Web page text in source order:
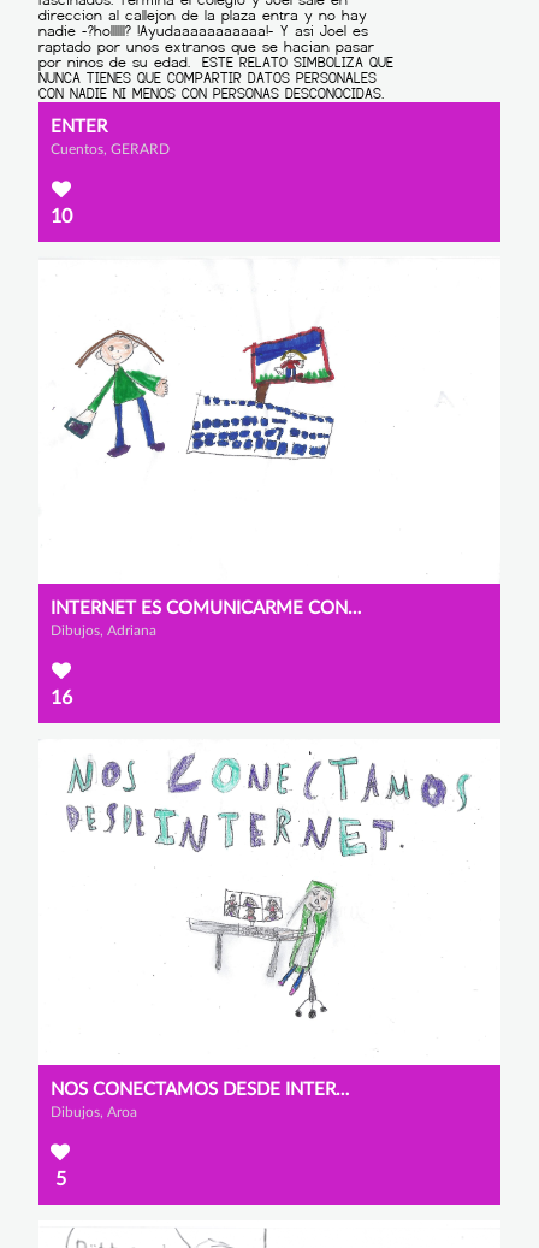
ENTER
Cuentos, GERARD
10
INTERNET ES COMUNICARME CON LAS PERSONAS QUE QUIERO.
Dibujos, Adriana
16
NOS CONECTAMOS DESDE INTERNET
Dibujos, Aroa
5